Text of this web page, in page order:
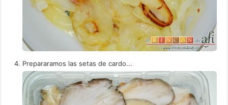
Prepararamos las setas de cardo...